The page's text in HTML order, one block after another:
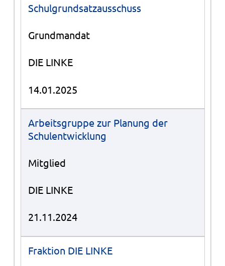
Schulgrundsatzausschuss
Grundmandat
DIE LINKE
14.01.2025
Arbeitsgruppe zur Planung der
Schulentwicklung
Mitglied
DIE LINKE
21.11.2024
Fraktion DIE LINKE